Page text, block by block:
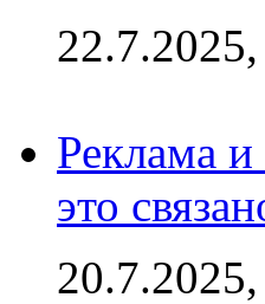
Реклама
это